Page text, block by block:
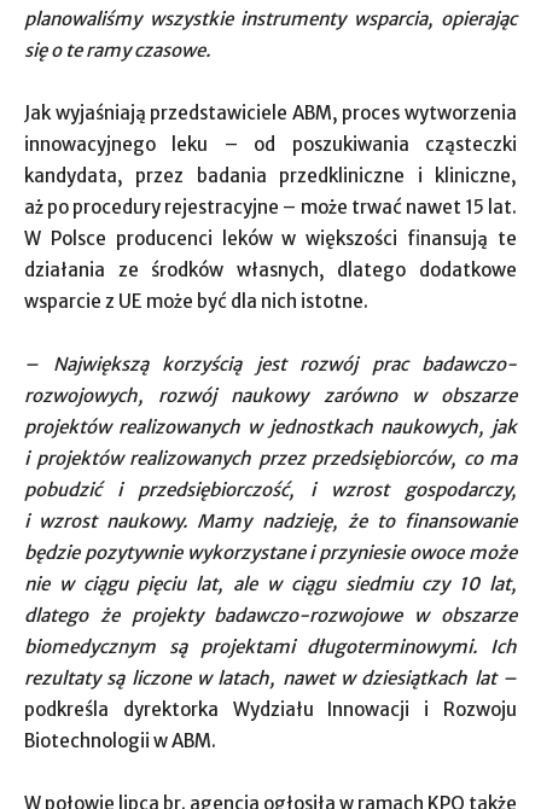
planowaliśmy wszystkie instrumenty wsparcia, opierając
się o te ramy czasowe.
Jak wyjaśniają przedstawiciele ABM, proces wytworzenia
innowacyjnego leku – od poszukiwania cząsteczki
kandydata, przez badania przedkliniczne i kliniczne,
aż po procedury rejestracyjne – może trwać nawet 15 lat.
W Polsce producenci leków w większości finansują te
działania ze środków własnych, dlatego dodatkowe
wsparcie z UE może być dla nich istotne.
– Największą korzyścią jest rozwój prac badawczo-
rozwojowych, rozwój naukowy zarówno w obszarze
projektów realizowanych w jednostkach naukowych, jak
i projektów realizowanych przez przedsiębiorców, co ma
pobudzić i przedsiębiorczość, i wzrost gospodarczy,
i wzrost naukowy. Mamy nadzieję, że to finansowanie
będzie pozytywnie wykorzystane i przyniesie owoce może
nie w ciągu pięciu lat, ale w ciągu siedmiu czy 10 lat,
dlatego że projekty badawczo-rozwojowe w obszarze
biomedycznym są projektami długoterminowymi. Ich
rezultaty są liczone w latach, nawet w dziesiątkach lat –
podkreśla dyrektorka Wydziału Innowacji i Rozwoju
Biotechnologii w ABM.
W połowie lipca br. agencja ogłosiła w ramach KPO także